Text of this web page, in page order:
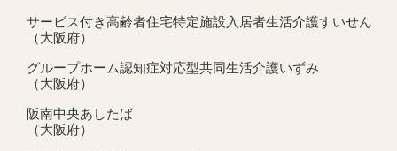
サービス付き高齢者住宅特定施設入居者生活介護すいせん
（大阪府）
グループホーム認知症対応型共同生活介護いずみ
（大阪府）
阪南中央あしたば
（大阪府）